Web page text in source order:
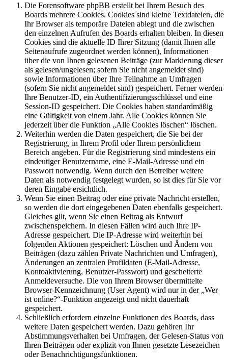
Die Forensoftware phpBB erstellt bei Ihrem Besuch des
Boards mehrere Cookies. Cookies sind kleine Textdateien, die
Ihr Browser als temporäre Dateien ablegt und die zwischen
den einzelnen Aufrufen des Boards erhalten bleiben. In diesen
Cookies sind die aktuelle ID Ihrer Sitzung (damit Ihnen alle
Seitenaufrufe zugeordnet werden können), Informationen
über die von Ihnen gelesenen Beiträge (zur Markierung dieser
als gelesen/ungelesen; sofern Sie nicht angemeldet sind)
sowie Informationen über Ihre Teilnahme an Umfragen
(sofern Sie nicht angemeldet sind) gespeichert. Ferner werden
Ihre Benutzer-ID, ein Authentifizierungsschlüssel und eine
Session-ID gespeichert. Die Cookies haben standardmäßig
eine Gültigkeit von einem Jahr. Alle Cookies können Sie
jederzeit über die Funktion „Alle Cookies löschen“ löschen.
Weiterhin werden die Daten gespeichert, die Sie bei der
Registrierung, in Ihrem Profil oder Ihrem persönlichem
Bereich angeben. Für die Registrierung sind mindestens ein
eindeutiger Benutzername, eine E-Mail-Adresse und ein
Passwort notwendig. Wenn durch den Betreiber weitere
Daten als notwendig festgelegt wurden, so ist dies für Sie vor
deren Eingabe ersichtlich.
Wenn Sie einen Beitrag oder eine private Nachricht erstellen,
so werden die dort eingegebenen Daten ebenfalls gespeichert.
Gleiches gilt, wenn Sie einen Beitrag als Entwurf
zwischenspeichern. In diesen Fällen wird auch Ihre IP-
Adresse gespeichert. Die IP-Adresse wird weiterhin bei
folgenden Aktionen gespeichert: Löschen und Ändern von
Beiträgen (dazu zählen Private Nachrichten und Umfragen),
Änderungen an zentralen Profildaten (E-Mail-Adresse,
Kontoaktivierung, Benutzer-Passwort) und gescheiterte
Anmeldeversuche. Die von Ihrem Browser übermittelte
Browser-Kennzeichnung (User Agent) wird nur in der „Wer
ist online?“-Funktion angezeigt und nicht dauerhaft
gespeichert.
Schließlich erfordern einzelne Funktionen des Boards, dass
weitere Daten gespeichert werden. Dazu gehören Ihr
Abstimmungsverhalten bei Umfragen, der Gelesen-Status von
Ihren Beiträgen oder explizit von Ihnen gesetzte Lesezeichen
oder Benachrichtigungsfunktionen.